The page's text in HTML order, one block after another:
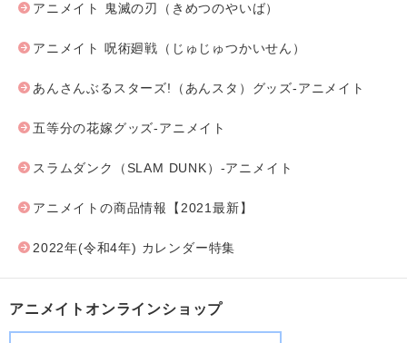
アニメイト 鬼滅の刃（きめつのやいば）
アニメイト 呪術廻戦（じゅじゅつかいせん）
あんさんぶるスターズ!（あんスタ）グッズ-アニメイト
五等分の花嫁グッズ-アニメイト
スラムダンク（SLAM DUNK）-アニメイト
アニメイトの商品情報【2021最新】
2022年(令和4年) カレンダー特集
アニメイトオンラインショップ